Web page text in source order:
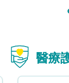
醫療